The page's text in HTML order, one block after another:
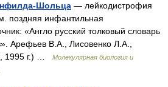
Шольца — лейкодистрофия
поздняя инфантильная
«Англо русский толковый словарь
Арефьев В.А., Лисовенко Л.А.,
1995 г.) …
Молекулярная биология и